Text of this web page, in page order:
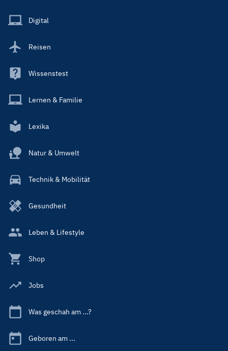
Main
Digital
Reisen
Wissenstest
Lernen & Familie
Lexika
Natur & Umwelt
Technik & Mobilität
Gesundheit
Leben & Lifestyle
Shop
Jobs
Was geschah am ...?
Geboren am ...